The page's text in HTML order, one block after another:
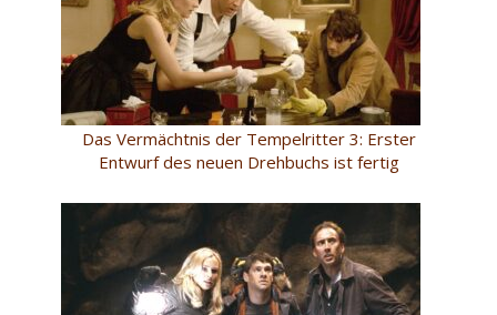
Das Vermächtnis der Tempelritter 3: Erster
Entwurf des neuen Drehbuchs ist fertig